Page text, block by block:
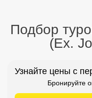
Подбор
(Ex.
Узнайте цены с
Бронируйте